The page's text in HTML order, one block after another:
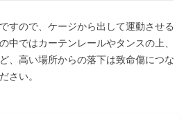
すので、ケージから出して運動させる
中ではカーテンレールやタンスの上、
、高い場所からの落下は致命傷につな
さい。